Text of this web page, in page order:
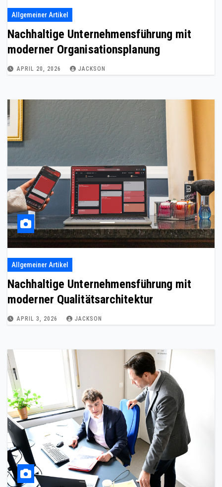
Allgemeiner Artikel
Nachhaltige Unternehmensführung mit
moderner Organisationsplanung
APRIL 20, 2026 JACKSON
Allgemeiner Artikel
Nachhaltige Unternehmensführung mit
moderner Qualitätsarchitektur
APRIL 3, 2026 JACKSON